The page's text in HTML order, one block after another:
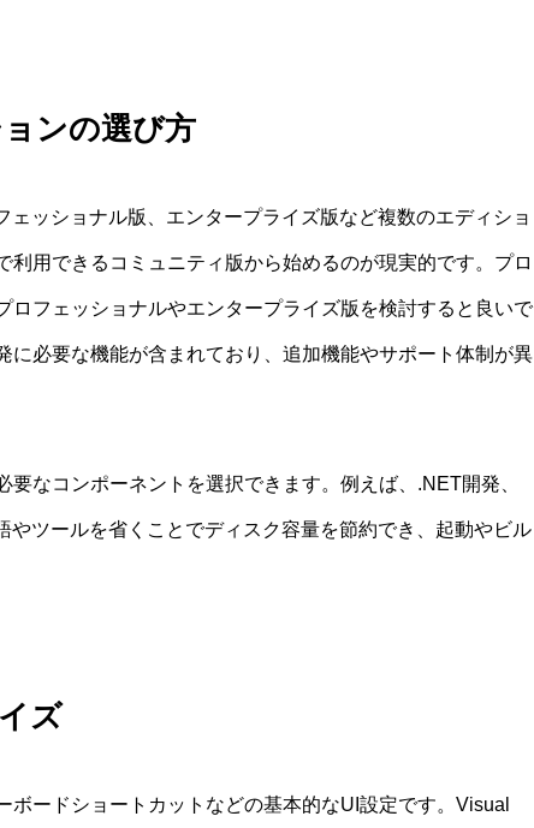
ンの選び方
ッショナル版、エンタープライズ版など複数のエディショ
利用できるコミュニティ版から始めるのが現実的です。プロ
ロフェッショナルやエンタープライズ版を検討すると良いで
に必要な機能が含まれており、追加機能やサポート体制が異
なコンポーネントを選択できます。例えば、.NET開発、
やツールを省くことでディスク容量を節約でき、起動やビル
ズ
ードショートカットなどの基本的なUI設定です。Visual